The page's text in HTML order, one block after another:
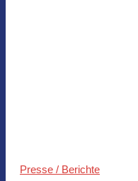
Presse / Berichte